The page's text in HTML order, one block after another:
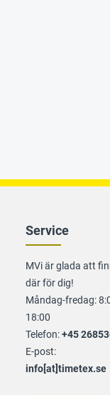
Service
MVi är glada att
där för dig!
Måndag-fredag:
18:00
Telefon:+45
E-post:
info[at]timetex.se